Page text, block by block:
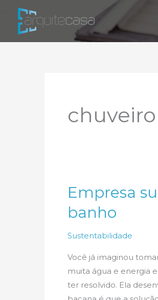
chuveiro
Empresa
banho
Sustentabilidade
Você já imaginou
muita água e energia
ter resolvido. Ela